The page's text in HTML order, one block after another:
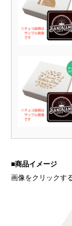
■商品イメージ
画像をクリックす